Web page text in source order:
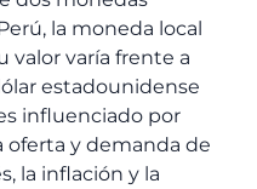
la moneda local
valor varía frente a
estadounidense
influenciado por
oferta y demanda de
la inflación y la